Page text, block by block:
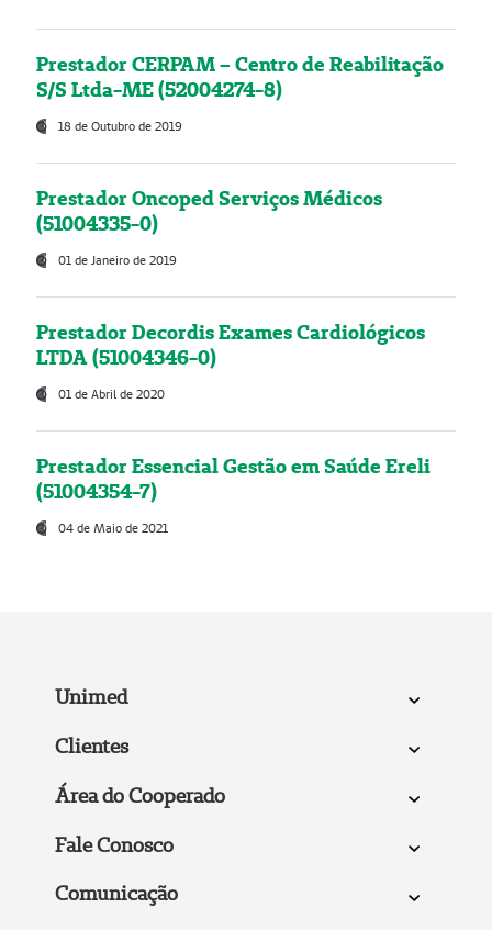
Prestador CERPAM – Centro de Reabilitação
S/S Ltda-ME (52004274-8)
18 de Outubro de 2019
Prestador Oncoped Serviços Médicos
(51004335-0)
01 de Janeiro de 2019
Prestador Decordis Exames Cardiológicos
LTDA (51004346-0)
01 de Abril de 2020
Prestador Essencial Gestão em Saúde Ereli
(51004354-7)
04 de Maio de 2021
Unimed
Clientes
Área do Cooperado
Fale Conosco
Comunicação